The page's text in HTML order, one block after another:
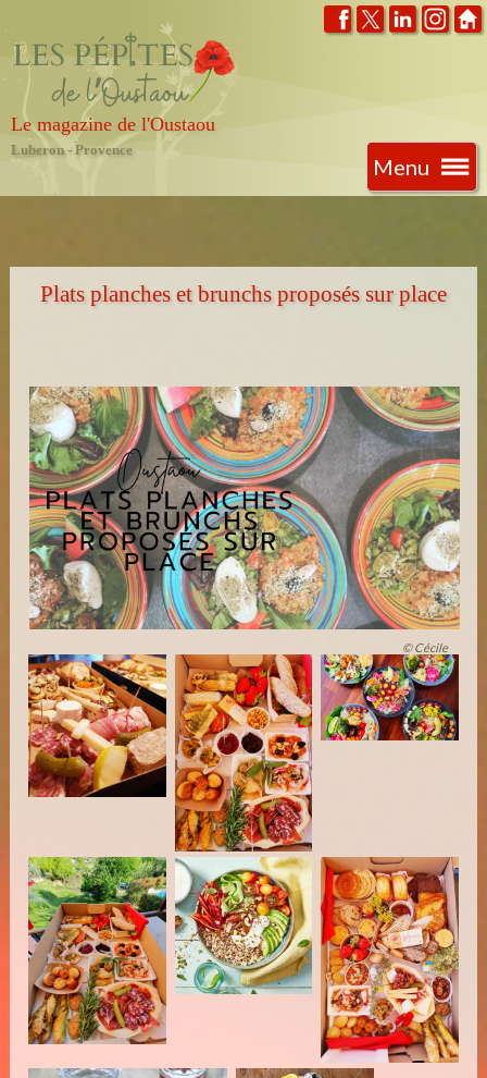
Le magazine de l'Oustaou
Luberon - Provence
Menu
Plats planches et brunchs proposés sur place
© Cécile